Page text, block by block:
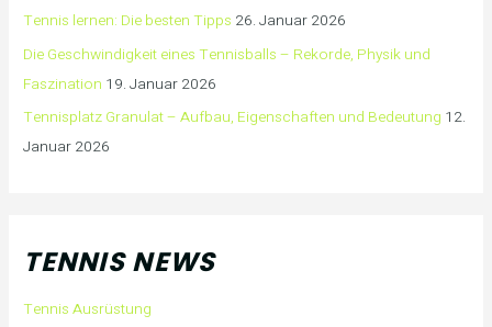
Tennis lernen: Die besten Tipps 26. Januar 2026
Die Geschwindigkeit eines Tennisballs – Rekorde, Physik und
Faszination 19. Januar 2026
Tennisplatz Granulat – Aufbau, Eigenschaften und Bedeutung 12.
Januar 2026
TENNIS NEWS
Tennis Ausrüstung